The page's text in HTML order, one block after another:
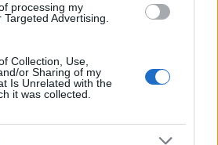
processing my
Advertising.
Collection, Use,
or Sharing of my
Is Unrelated with the
it was collected.